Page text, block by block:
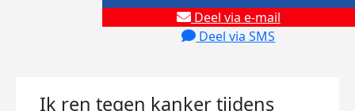
Deel via e-mail
Deel via SMS
Ik ren tegen kanker tijdens